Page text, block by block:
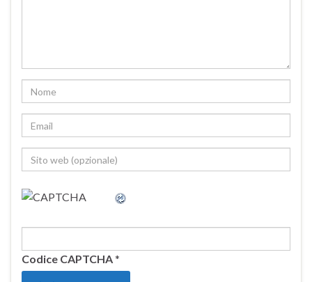
Codice CAPTCHA*